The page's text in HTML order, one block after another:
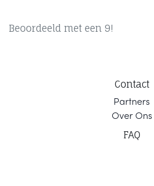
Beoordeeld met een 9!
Contact
Partners
Over Ons
FAQ